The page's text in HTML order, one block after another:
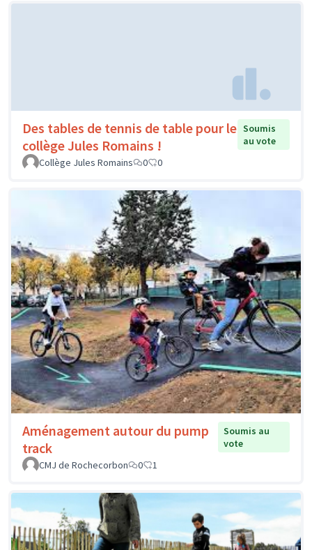
Des tables de tennis de table pour le
collège Jules Romains !
Soumis
au vote
Collège Jules Romains
0 0
Aménagement autour du pump
track
Soumis au
vote
CMJ de Rochecorbon
0 1